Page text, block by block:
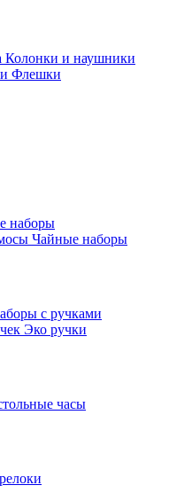
Колонки и наушники
Флешки
наборы
Чайные наборы
с ручками
Эко ручки
часы